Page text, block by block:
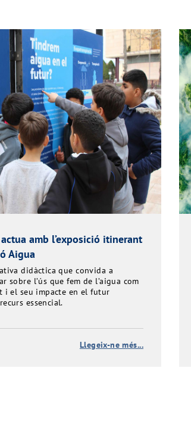
amb l’exposició itinerant
Aigua
didàctica que convida a
sobre l’ús que fem de l’aigua com
i el seu impacte en el futur
essencial.
Llegeix-ne més...